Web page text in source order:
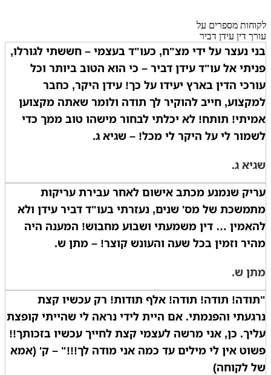
לקוחות מספרים על
עורך דין עידן דביר
בני נעצר על ידי מצ"ח, כעו"ד בעצמי – חששתי לגורלו,
פניתי אל עו"ד עידן דביר – כי הוא הטוב ביותר וכל
עורכי הדין בארץ יעידו על כך! עידן היקר, כחבר
למקצוע, חייב להוקיר לך תודה ולומר שאתה מקצוען
אמיתי! תותח! לא יכלתי לבחור מישהו טוב ממך כדי
לשמור לי על היקר לי מכל! – שגיא ג.
שגיא ג.
עריק שנמנע מכתב אישום לאחר עבירת עריקות
מתמשכת של מס' שנים, נעזרתי בעו"ד דביר עידן ולא
להאמין … דין משמעתי ושבוע מחבוש! המענה היה
מהיר וזמין בכל שעה והעונש קוצר! – מתן ש.
מתן ש.
"תודה! תודה! תודה! אלף תודות! רק עכשיו קצת
נרגעתי והפנמתי. אם היית לידי נראה לי שהייתי קופצת
עליך. כן, אני מרשה לעצמי קצת לחייך עכשיו בזכותך!!
פשוט אין לי מילים עד כמה אני מודה לך!!!" – ק' (אמא
של לקוחה)